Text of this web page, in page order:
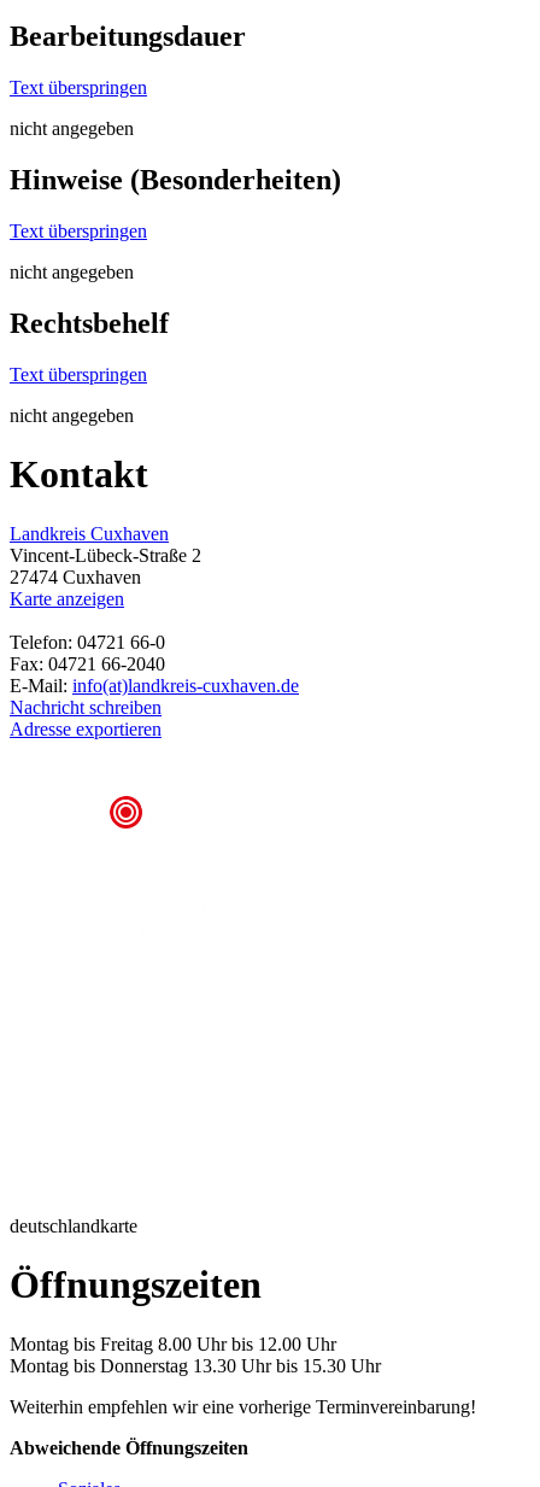
Bearbeitungsdauer
Text überspringen
nicht angegeben
Hinweise (Besonderheiten)
Text überspringen
nicht angegeben
Rechtsbehelf
Text überspringen
nicht angegeben
Kontakt
Landkreis Cuxhaven
Vincent-Lübeck-Straße 2
27474 Cuxhaven
Karte anzeigen
Telefon: 04721 66-0
Fax: 04721 66-2040
E-Mail: info(at)landkreis-cuxhaven.de
Nachricht schreiben
Adresse exportieren
deutschlandkarte
Öffnungszeiten
Montag bis Freitag 8.00 Uhr bis 12.00 Uhr
Montag bis Donnerstag 13.30 Uhr bis 15.30 Uhr
Weiterhin empfehlen wir eine vorherige Terminvereinbarung!
Abweichende Öffnungszeiten